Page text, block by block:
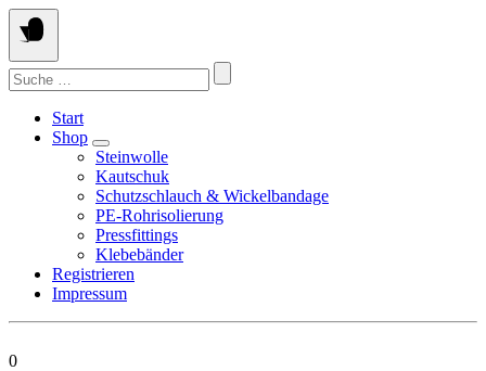
Springen
Sie
zum
Inhalt
Suchen
nach:
Start
Shop
Steinwolle
Kautschuk
Schutzschlauch & Wickelbandage
PE-Rohrisolierung
Pressfittings
Klebebänder
Registrieren
Impressum
0